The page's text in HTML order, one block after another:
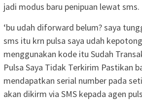
jadi modus baru penipuan lewat sms.
‘bu udah diforward belum? saya
sms itu krn pulsa saya udah
menggunakan kode itu Sudah
Pulsa Saya Tidak Terkirim Pastikan
mendapatkan serial number pada
akan dikirm via SMS kepada agen